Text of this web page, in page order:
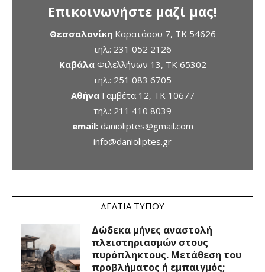
Επικοινωνήστε μαζί μας!
ΘεσσαλονίκηΚαρατάσου 7, TK 54626
τηλ.: 231 052 2126
ΚαβάλαΦιλελλήνων 13, ΤΚ 65302
τηλ.: 251 083 6705
ΑθήναΓαμβέτα 12, ΤΚ 10677
τηλ.: 211 410 8039
email: danioliptes@gmail.com
info@danioliptes.gr
ΔΕΛΤΊΑ ΤΎΠΟΥ
Δώδεκα μήνες αναστολή
πλειστηριασμών στους
πυρόπληκτους. Μετάθεση του
προβλήματος ή εμπαιγμός;